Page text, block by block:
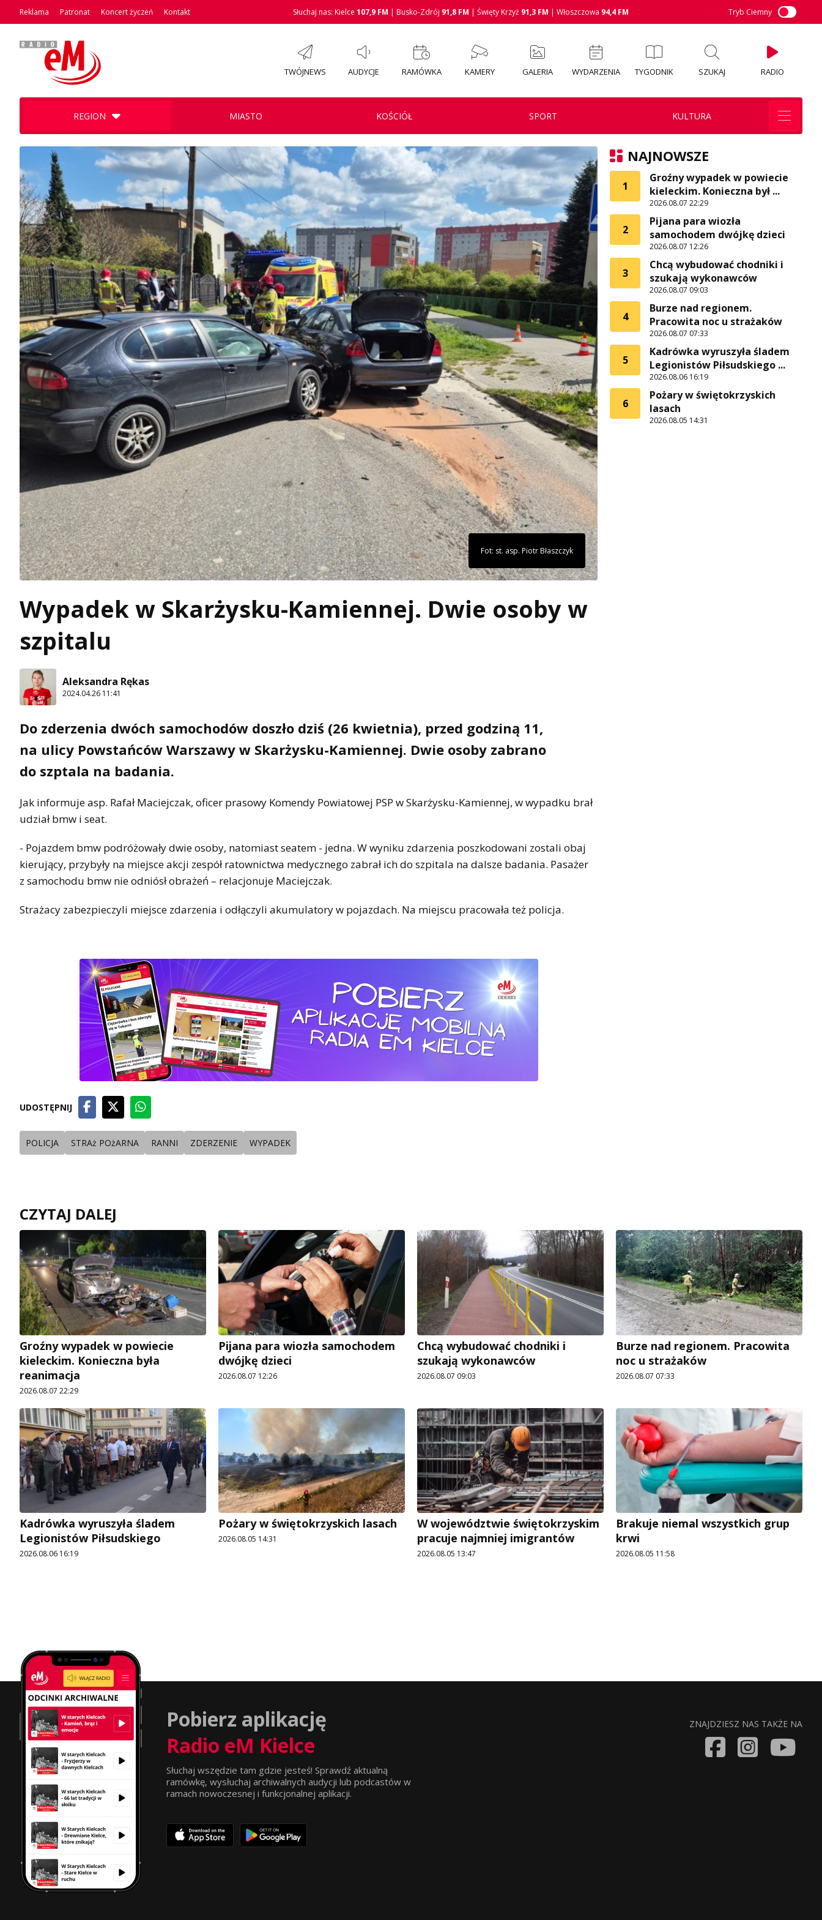
Reklama Patronat Koncert życzeń Kontakt Słuchaj nas: Kielce 107,9 FM | Busko-Zdrój 91,8 FM | Święty Krzyż 91,3 FM | Włoszczowa 94,4 FM Tryb Ciemny
TWÓJNEWS AUDYCJE RAMÓWKA KAMERY GALERIA WYDARZENIA TYGODNIK SZUKAJ RADIO
REGION MIASTO KOŚCIÓŁ SPORT KULTURA
Fot: st. asp. Piotr Błaszczyk
Wypadek w Skarżysku-Kamiennej. Dwie osoby w
szpitalu
Aleksandra Rękas
2024.04.26 11:41
Do zderzenia dwóch samochodów doszło dziś (26 kwietnia), przed godziną 11,
na ulicy Powstańców Warszawy w Skarżysku-Kamiennej. Dwie osoby zabrano
do szptala na badania.
Jak informuje asp. Rafał Maciejczak, oficer prasowy Komendy Powiatowej PSP w Skarżysku-Kamiennej, w wypadku brał
udział bmw i seat.
- Pojazdem bmw podróżowały dwie osoby, natomiast seatem - jedna. W wyniku zdarzenia poszkodowani zostali obaj
kierujący, przybyły na miejsce akcji zespół ratownictwa medycznego zabrał ich do szpitala na dalsze badania. Pasażer
z samochodu bmw nie odniósł obrażeń – relacjonuje Maciejczak.
Strażacy zabezpieczyli miejsce zdarzenia i odłączyli akumulatory w pojazdach. Na miejscu pracowała też policja.
UDOSTĘPNIJ
POLICJA STRAż POżARNA RANNI ZDERZENIE WYPADEK
NAJNOWSZE
1
Groźny wypadek w powiecie
kieleckim. Konieczna był ...
2026.08.07 22:29
2
Pijana para wiozła
samochodem dwójkę dzieci
2026.08.07 12:26
3
Chcą wybudować chodniki i
szukają wykonawców
2026.08.07 09:03
4
Burze nad regionem.
Pracowita noc u strażaków
2026.08.07 07:33
5
Kadrówka wyruszyła śladem
Legionistów Piłsudskiego ...
2026.08.06 16:19
6
Pożary w świętokrzyskich
lasach
2026.08.05 14:31
CZYTAJ DALEJ
Groźny wypadek w powiecie
kieleckim. Konieczna była
reanimacja
2026.08.07 22:29
Pijana para wiozła samochodem
dwójkę dzieci
2026.08.07 12:26
Chcą wybudować chodniki i
szukają wykonawców
2026.08.07 09:03
Burze nad regionem. Pracowita
noc u strażaków
2026.08.07 07:33
Kadrówka wyruszyła śladem
Legionistów Piłsudskiego
2026.08.06 16:19
Pożary w świętokrzyskich lasach
2026.08.05 14:31
W województwie świętokrzyskim
pracuje najmniej imigrantów
2026.08.05 13:47
Brakuje niemal wszystkich grup
krwi
2026.08.05 11:58
Pobierz aplikację
Radio eM Kielce
Słuchaj wszędzie tam gdzie jesteś! Sprawdź aktualną
ramówkę, wysłuchaj archiwalnych audycji lub podcastów w
ramach nowoczesnej i funkcjonalnej aplikacji.
ZNAJDZIESZ NAS TAKŻE NA